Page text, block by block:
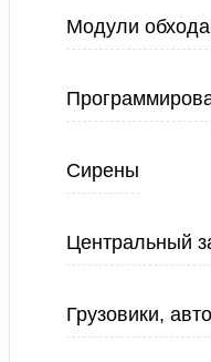
Модули
Сирены
Центральный
Грузовики,